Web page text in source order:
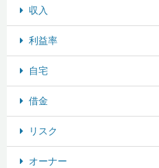
収入
利益率
自宅
借金
リスク
オーナー